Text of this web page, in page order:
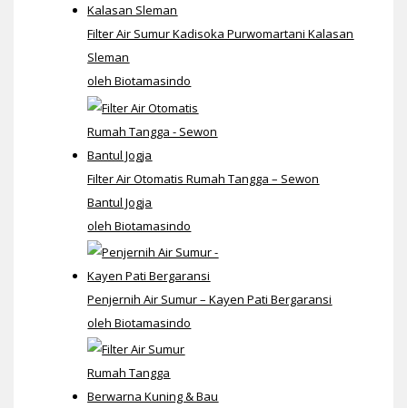
Filter Air Sumur Kadisoka Purwomartani Kalasan
Sleman
oleh Biotamasindo
Filter Air Otomatis Rumah Tangga – Sewon
Bantul Jogja
oleh Biotamasindo
Penjernih Air Sumur – Kayen Pati Bergaransi
oleh Biotamasindo